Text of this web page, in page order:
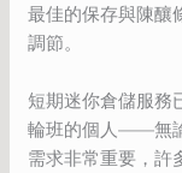
最佳的保存與陳釀
調節。
短期迷你倉儲服務
輪班的個人——無
需求非常重要，許